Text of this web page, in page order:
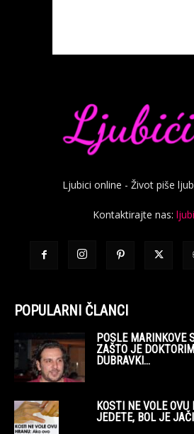
Ljubici online - Život piše
Kontaktirajte nas:
POPULARNI ČLANCI
POSLE MARINKOVE
ZAŠTO JE
DUBRAVKI...
KOSTI NE VOLE OVU
JEDETE, BOL JE